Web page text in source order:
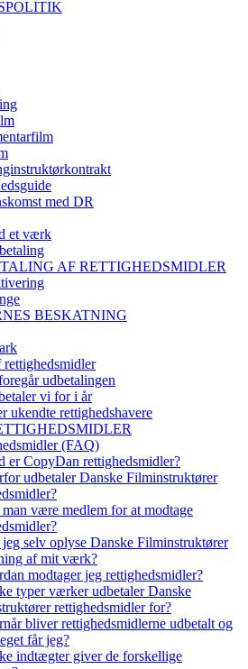
med DR
et værk
AF RETTIGHEDSMIDLER
BESKATNING
udbetalingen
vi for i år
ukendte rettighedshavere
(FAQ)
er CopyDan rettighedsmidler?
udbetaler Danske Filminstruktører
være medlem for at modtage
selv oplyse Danske Filminstruktører
af mit værk?
modtager jeg rettighedsmidler?
typer værker udbetaler Danske
rettighedsmidler for?
bliver rettighedsmidlerne udbetalt og
får jeg?
indtægter giver de forskellige